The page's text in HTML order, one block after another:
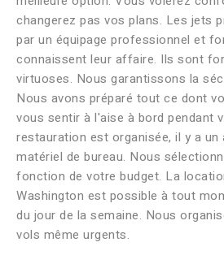
changerez pas vos plans. Les jets
par un équipage professionnel et
connaissent leur affaire. Ils sont
virtuoses. Nous garantissons la
Nous avons préparé tout ce dont
vous sentir à l'aise à bord pendant
restauration est organisée, il y a
matériel de bureau. Nous
fonction de votre budget. La
Washington est possible à tout
du jour de la semaine. Nous
vols même urgents.